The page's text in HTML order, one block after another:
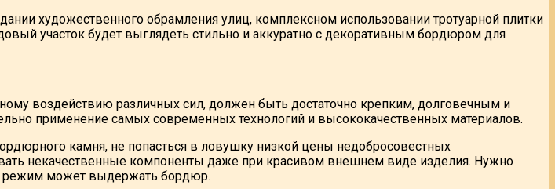
художественного обрамления улиц, комплексном использовании тротуарной плитки
участок будет выглядеть стильно и аккуратно с декоративным бордюром для
воздействию различных сил, должен быть достаточно крепким, долговечным и
применение самых современных технологий и высококачественных материалов.
камня, не попасться в ловушку низкой цены недобросовестных
некачественные компоненты даже при красивом внешнем виде изделия. Нужно
режим может выдержать бордюр.